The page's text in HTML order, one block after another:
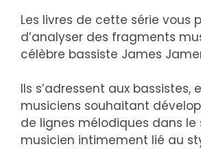
Les livres de cette série vous
d’analyser des fragments
célèbre bassiste James
Ils s’adressent aux bassistes,
musiciens souhaitant
de lignes mélodiques dans le
musicien intimement lié au